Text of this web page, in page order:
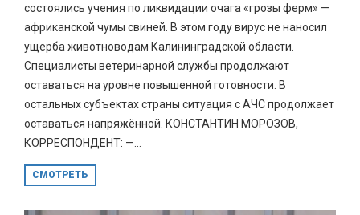
состоялись учения по ликвидации очага «грозы ферм» —
африканской чумы свиней. В этом году вирус не наносил
ущерба животноводам Калининградской области.
Специалисты ветеринарной службы продолжают
оставаться на уровне повышенной готовности. В
остальных субъектах страны ситуация с АЧС продолжает
оставаться напряжённой. КОНСТАНТИН МОРОЗОВ,
КОРРЕСПОНДЕНТ: —...
СМОТРЕТЬ